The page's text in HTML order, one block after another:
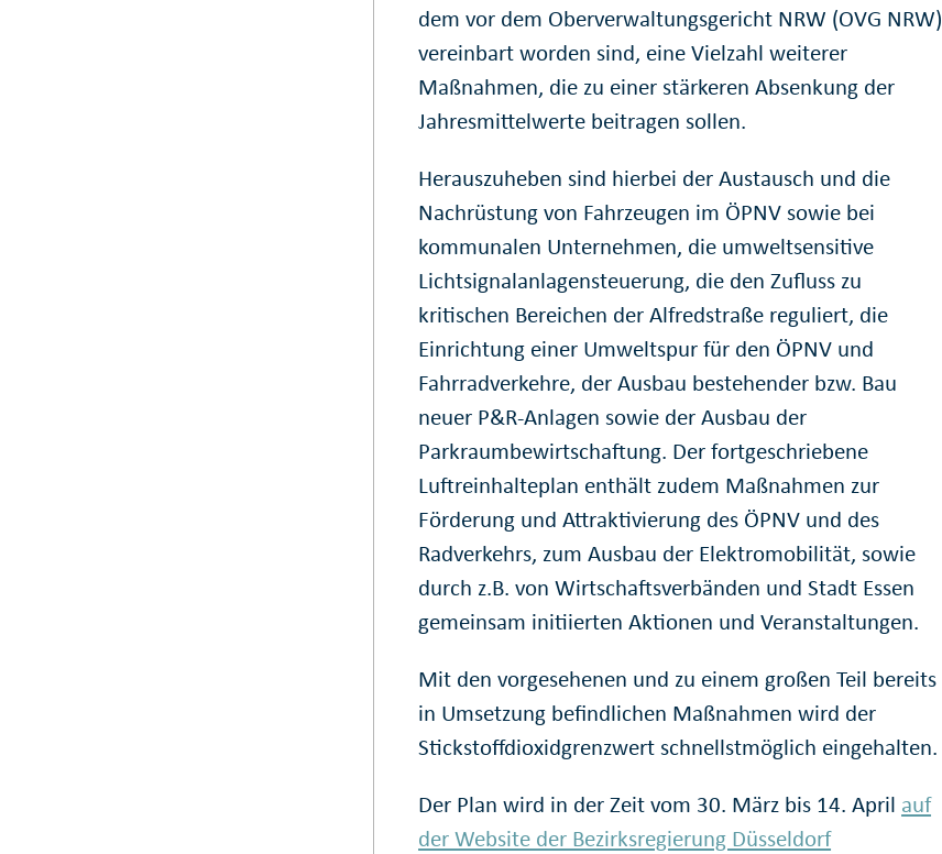
dem vor dem Oberverwaltungsgericht NRW (OVG NRW)
vereinbart worden sind, eine Vielzahl weiterer
Maßnahmen, die zu einer stärkeren Absenkung der
Jahresmittelwerte beitragen sollen.
Herauszuheben sind hierbei der Austausch und die
Nachrüstung von Fahrzeugen im ÖPNV sowie bei
kommunalen Unternehmen, die umweltsensitive
Lichtsignalanlagensteuerung, die den Zufluss zu
kritischen Bereichen der Alfredstraße reguliert, die
Einrichtung einer Umweltspur für den ÖPNV und
Fahrradverkehre, der Ausbau bestehender bzw. Bau
neuer P&R-Anlagen sowie der Ausbau der
Parkraumbewirtschaftung. Der fortgeschriebene
Luftreinhalteplan enthält zudem Maßnahmen zur
Förderung und Attraktivierung des ÖPNV und des
Radverkehrs, zum Ausbau der Elektromobilität, sowie
durch z.B. von Wirtschaftsverbänden und Stadt Essen
gemeinsam initiierten Aktionen und Veranstaltungen.
Mit den vorgesehenen und zu einem großen Teil bereits
in Umsetzung befindlichen Maßnahmen wird der
Stickstoffdioxidgrenzwert schnellstmöglich eingehalten.
Der Plan wird in der Zeit vom 30. März bis 14. April auf
der Website der Bezirksregierung Düsseldorf